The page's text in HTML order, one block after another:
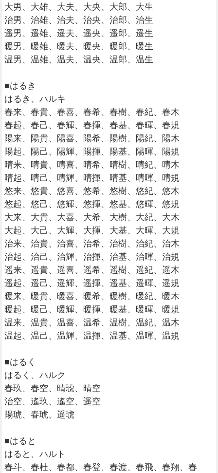
大男、大雄、大夫、大央、大郎、大生
治男、治雄、治夫、治央、治郎、治生
遥男、遥雄、遥夫、遥央、遥郎、遥生
暖男、暖雄、暖夫、暖央、暖郎、暖生
温男、温雄、温夫、温央、温郎、温生
■はるき
はるき、ハルキ
春来、春貴、春喜、春希、春樹、春紀、春木
春起、春己、春輝、春揮、春基、春暉、春規
陽来、陽貴、陽喜、陽希、陽樹、陽紀、陽木
陽起、陽己、陽輝、陽揮、陽基、陽暉、陽規
晴来、晴貴、晴喜、晴希、晴樹、晴紀、晴木
晴起、晴己、晴輝、晴揮、晴基、晴暉、晴規
悠来、悠貴、悠喜、悠希、悠樹、悠紀、悠木
悠起、悠己、悠輝、悠揮、悠基、悠暉、悠規
大来、大貴、大喜、大希、大樹、大紀、大木
大起、大己、大輝、大揮、大基、大暉、大規
治来、治貴、治喜、治希、治樹、治紀、治木
治起、治己、治輝、治揮、治基、治暉、治規
遥来、遥貴、遥喜、遥希、遥樹、遥紀、遥木
遥起、遥己、遥輝、遥揮、遥基、遥暉、遥規
暖来、暖貴、暖喜、暖希、暖樹、暖紀、暖木
暖起、暖己、暖輝、暖揮、暖基、暖暉、暖規
温来、温貴、温喜、温希、温樹、温紀、温木
温起、温己、温輝、温揮、温基、温暉、温規
■はるく
はるく、ハルク
春玖、春空、晴琥、晴空
治空、遙玖、遙空、遥空
陽琥、春琥、遥琥
■はると
はると、ハルト
春斗、春杜、春都、春登、春渡、春飛、春翔、春